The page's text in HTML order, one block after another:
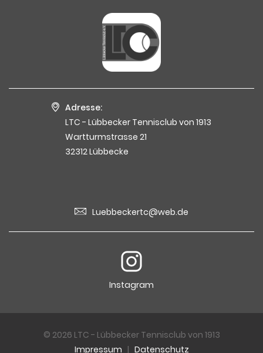
Adresse:
LTC - Lübbecker Tennisclub von 1913
Wartturmstrasse 21
32312 Lübbecke
Luebbeckertc@web.de
Instagram
© 2026 LTC - Lübbecker Tennisclub von 1913
Impressum | Datenschutz